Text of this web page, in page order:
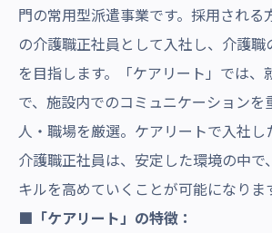
門の常用型派遣事業です。採用される
の介護職正社員として入社し、介護職
を目指します。「ケアリート」では、
で、施設内でのコミュニケーションを
人・職場を厳選。ケアリートで入社し
介護職正社員は、安定した環境の中で
キルを高めていくことが可能になりま
■「ケアリート」の特徴：